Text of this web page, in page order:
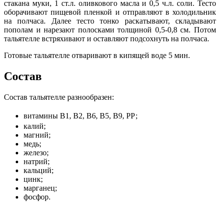
стакана муки, 1 ст.л. оливкового масла и 0,5 ч.л. соли. Тесто
оборачивают пищевой пленкой и отправляют в холодильник
на полчаса. Далее тесто тонко раскатывают, складывают
пополам и нарезают полосками толщиной 0,5-0,8 см. Потом
тальятелле встряхивают и оставляют подсохнуть на полчаса.
Готовые тальятелле отваривают в кипящей воде 5 мин.
Состав
Состав тальятелле разнообразен:
витамины В1, В2, В6, В5, В9, РР;
калий;
магний;
медь;
железо;
натрий;
кальций;
цинк;
марганец;
фосфор.